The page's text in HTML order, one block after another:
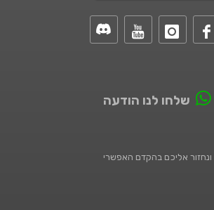
שלחו לנו הודעה
ונחזור אליכם בהקדם האפשרי